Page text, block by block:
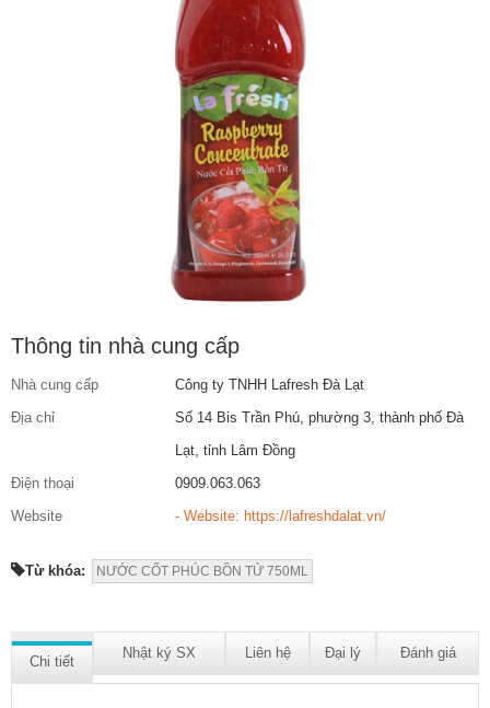
Thông tin nhà cung cấp
Nhà cung cấp
Công ty TNHH Lafresh Đà Lạt
Địa chỉ
Số 14 Bis Trần Phú, phường 3, thành phố Đà
Lạt, tỉnh Lâm Đồng
Điện thoại
0909.063.063
Website
- Website: https://lafreshdalat.vn/
Từ khóa: NƯỚC CỐT PHÚC BỒN TỬ 750ML
Chi tiết
Nhật ký SX Liên hệ Đại lý Đánh giá